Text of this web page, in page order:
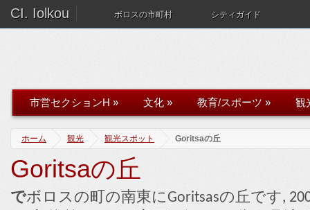
CI. Iolkou ボロスの市町村 シティガイド
市営セクションH » 文化 » 教育/スポーツ » 観
ホーム 観光 観光スポット Goritsaの丘
Goritsaの丘
でボロスの町の南東にGoritsasの丘です,